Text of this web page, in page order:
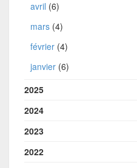
avril (6)
mars (4)
février (4)
janvier (6)
2025
2024
2023
2022